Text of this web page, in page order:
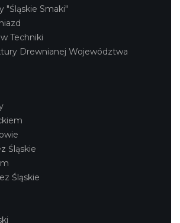
"Śląskie Smaki"
Techniki
Drewnianej Województwa
Śląskie
Śląskie